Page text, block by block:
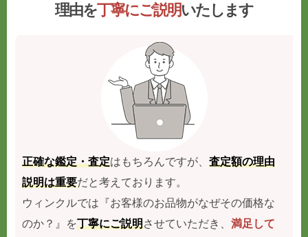
理由を丁寧にご説明いたします
正確な鑑定・査定はもちろんですが、査定額の理由
説明は重要だと考えております。
ウィンクルでは『お客様のお品物がなぜその価格な
のか？』を丁寧にご説明させていただき、満足して